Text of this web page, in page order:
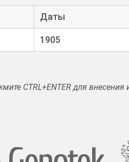
Даты
1905
CTRL+ENTER для внесения